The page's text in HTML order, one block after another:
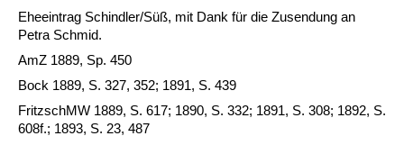
Eheeintrag Schindler/Süß, mit Dank für die Zusendung an
Petra Schmid.
AmZ 1889, Sp. 450
Bock 1889, S. 327, 352; 1891, S. 439
FritzschMW 1889, S. 617; 1890, S. 332; 1891, S. 308; 1892, S.
608f.; 1893, S. 23, 487